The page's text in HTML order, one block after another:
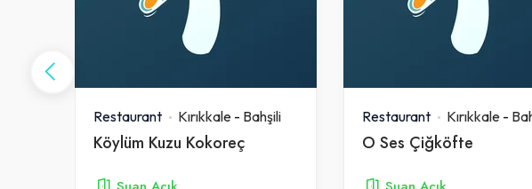
Restaurant Kırıkkale - Bahşili
Köylüm Kuzu Kokoreç
Restaurant Kırıkkale-
O Ses Çiğköfte